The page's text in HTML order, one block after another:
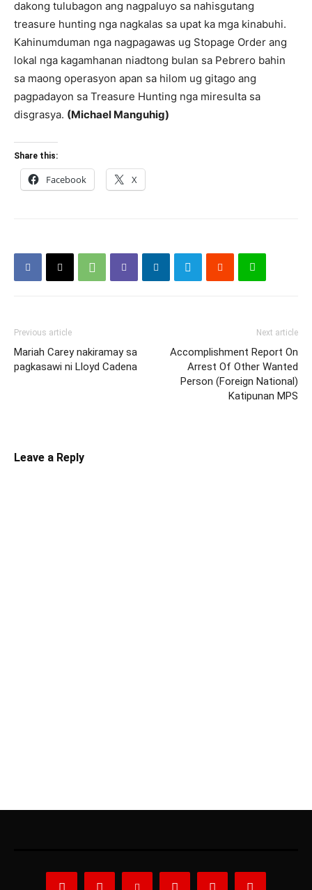
dakong tulubagon ang nagpaluyo sa nahisgutang
treasure hunting nga nagkalas sa upat ka mga kinabuhi.
Kahinumduman nga nagpagawas ug Stopage Order ang
lokal nga kagamhanan niadtong bulan sa Pebrero bahin
sa maong operasyon apan sa hilom ug gitago ang
pagpadayon sa Treasure Hunting nga miresulta sa
disgrasya. (Michael Manguhig)
Share this:
Facebook X
Previous article
Mariah Carey nakiramay sa
pagkasawi ni Lloyd Cadena
Next article
Accomplishment Report On
Arrest Of Other Wanted
Person (Foreign National)
Katipunan MPS
Leave a Reply